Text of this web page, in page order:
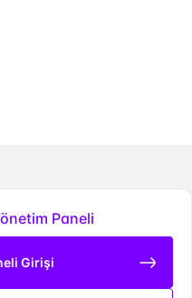
Paneli
Girişi